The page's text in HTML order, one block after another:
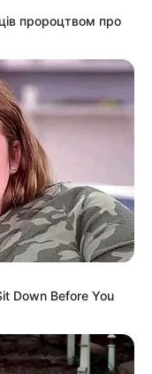
в
інтерес
з
питну
пророцтвом про
Down Before You